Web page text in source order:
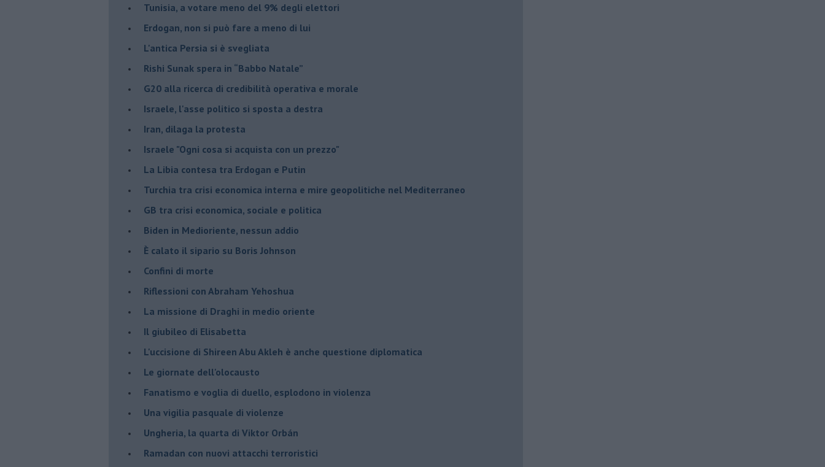
Tunisia, a votare meno del 9% degli elettori
Erdogan, non si può fare a meno di lui
L'antica Persia si è svegliata
Rishi Sunak spera in “Babbo Natale”
G20 alla ricerca di credibilità operativa e morale
Israele, l'asse politico si sposta a destra
Iran, dilaga la protesta
Israele "Ogni cosa si acquista con un prezzo"
La Libia contesa tra Erdogan e Putin
Turchia tra crisi economica interna e mire geopolitiche nel Mediterraneo
GB tra crisi economica, sociale e politica
Biden in Medioriente, nessun addio
È calato il sipario su Boris Johnson
Confini di morte
Riflessioni con Abraham Yehoshua
La missione di Draghi in medio oriente
Il giubileo di Elisabetta
L'uccisione di Shireen Abu Akleh è anche questione diplomatica
Le giornate dell'olocausto
Fanatismo e voglia di duello, esplodono in violenza
Una vigilia pasquale di violenze
Ungheria, la quarta di Viktor Orbán
Ramadan con nuovi attacchi terroristici